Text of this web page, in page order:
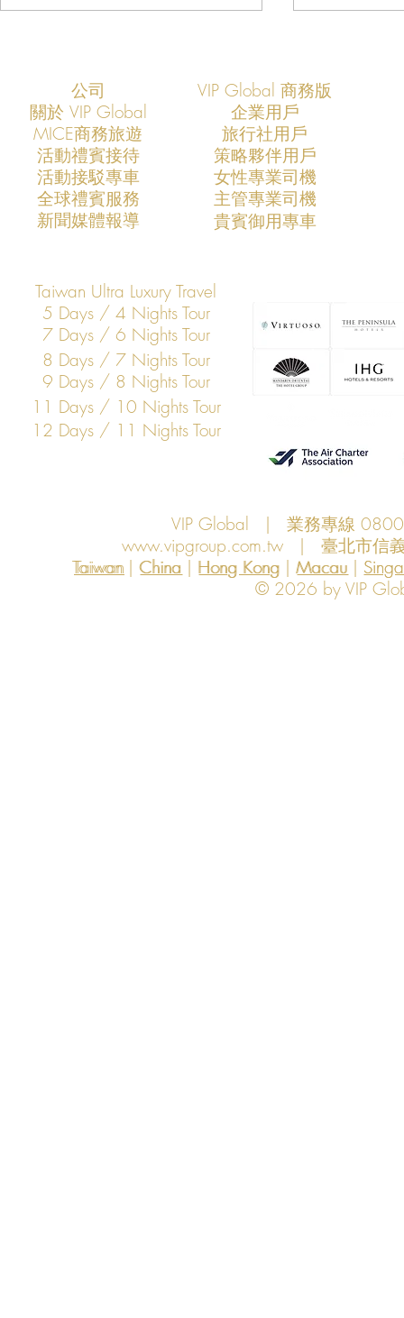
定義未來：VIP Global 如何成為
亞洲私人航空的核心力量
全球私人航
規則制定者
公司
VIP Global 商務版
關於 VIP Global
企業用戶
​MICE商務旅遊
旅行社用戶
​活動禮賓接待
策略夥伴用戶
活動接駁專車
​全球禮賓服務
​新聞媒體報導
​女性專業司機
​主管專業司機
​貴賓御用專車
Taiwan Ultra Luxury Travel
5 Days / 4 Nights Tour
7 Days / 6 Nights Tour
8 Days / 7 Nights Tour
9 Days / 8 Nights Tour
11 Days / 10 Nights Tour
12 Days / 11 Nights Tour
VIP Global | 業務專線
www.vipgroup.com.tw | 臺北市信
Taiwan | China | Hong Kong | Macau |
Hong Kong
China Macau
Taiwan
© 2026 by VIP